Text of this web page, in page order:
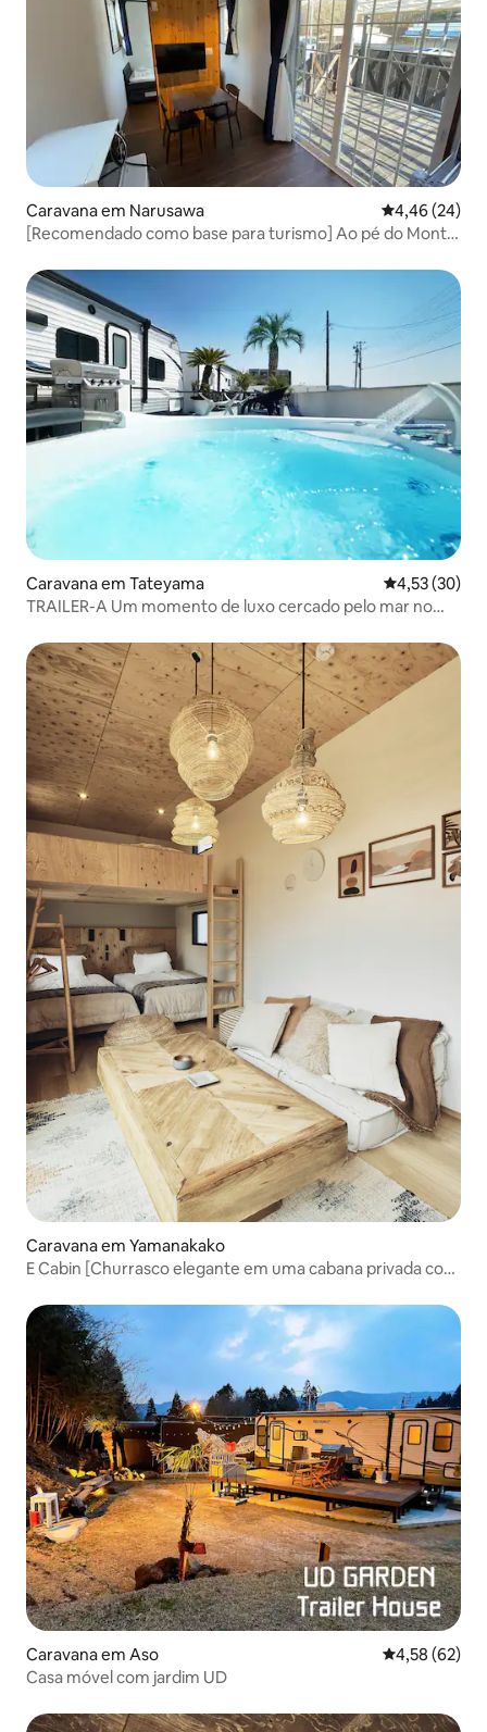
Caravana em Narusawa Classificação
4,46 (24)
[Recomendado como base para turismo] Ao pé do Monte
aquecido
Caravana em Tateyama Classificação
4,53 (30)
TRAILER-A Um momento de luxo cercado pelo mar no
estadias consecutivas
Caravana em Yamanakako
E Cabin [Churrasco elegante em uma cabana privada com
Caravana em Aso Classificação
4,58 (62)
Casa móvel com jardim UD